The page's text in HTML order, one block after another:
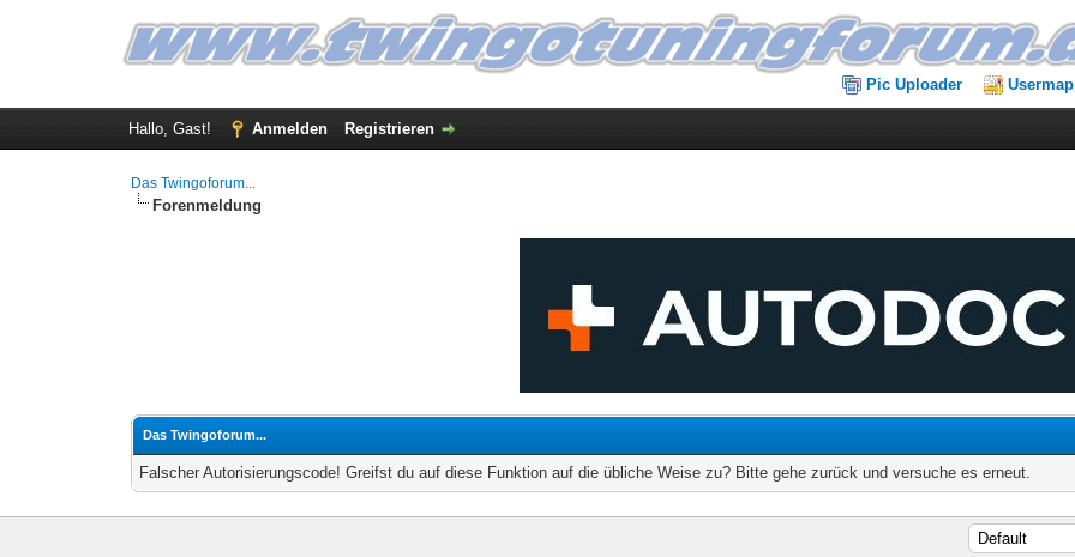
Pic Uploader Usermap
Hallo, Gast! Anmelden Registrieren
Das Twingoforum...
Forenmeldung
Das Twingoforum...
Falscher Autorisierungscode! Greifst du auf diese Funktion auf die übliche Weise zu? Bitte gehe zurück und versuche es erneut.